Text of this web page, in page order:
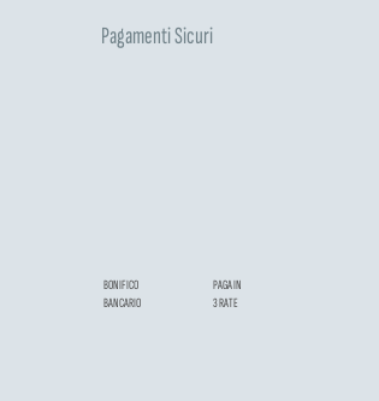
Pagamenti Sicuri
BONIFICO
BANCARIO
PAGA IN
3 RATE